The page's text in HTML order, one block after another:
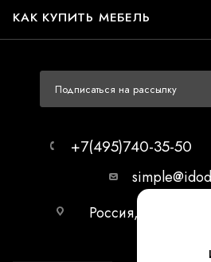
КАК КУПИТЬ МЕБЕЛЬ
Подписаться на рассылку
+7(495)740-35-50
Россия, г.Москва,